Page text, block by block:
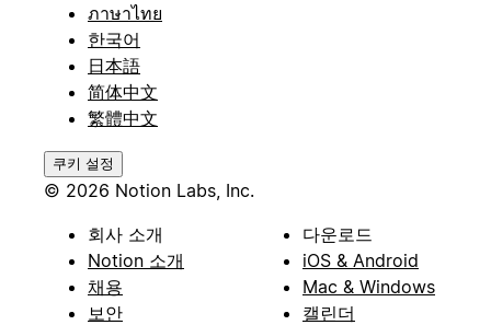
ภาษาไทย
한국어
日本語
简体中文
繁體中文
쿠키 설정
© 2026 Notion Labs, Inc.
회사 소개
Notion 소개
채용
보안
다운로드
iOS & Android
Mac & Windows
캘린더